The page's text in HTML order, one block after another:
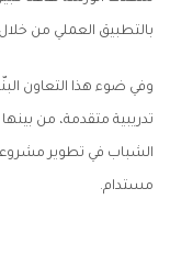
بالتطبيق العملي من
وفي ضوء هذا التعاون
تدريبية متقدمة، من
الشباب في تطوير
مستدام.